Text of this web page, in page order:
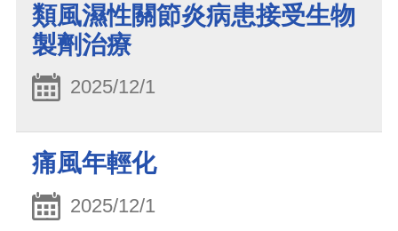
類風濕性關節炎病患接受生物
製劑治療
2025/12/1
痛風年輕化
2025/12/1